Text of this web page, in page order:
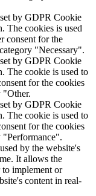
by GDPR Cookie
The cookies is used
consent for the
"Necessary".
by GDPR Cookie
The cookie is used to
for the cookies
"Other.
by GDPR Cookie
The cookie is used to
for the cookies
"Performance".
by the website's
It allows the
implement or
content in real-